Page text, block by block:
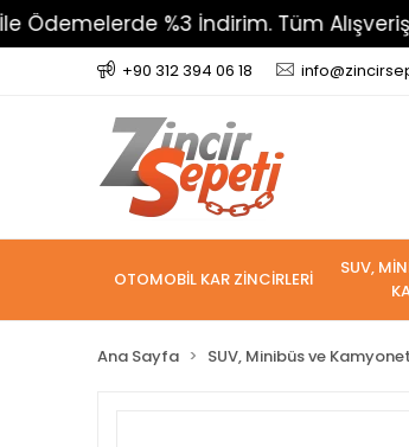
%3 İndirim. Tüm
+90 312 394 06 18
OTOMOBİL KAR ZİNCİRLERİ
SUV,
Ana Sayfa SUV, Minibüs ve